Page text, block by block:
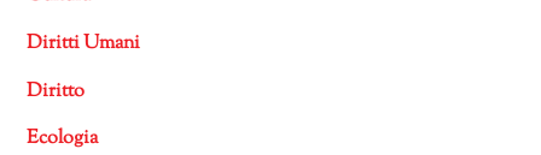
Diritti Umani
Diritto
Ecologia